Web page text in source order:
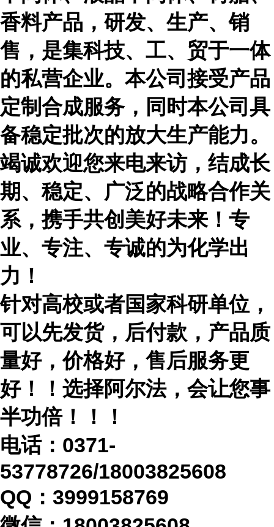
香料产品，研发、生产、销
售，是集科技、工、贸于一体
的私营企业。本公司接受产品
定制合成服务，同时本公司具
备稳定批次的放大生产能力。
竭诚欢迎您来电来访，结成长
期、稳定、广泛的战略合作关
系，携手共创美好未来！专
业、专注、专诚的为化学出
力！
针对高校或者国家科研单位，
可以先发货，后付款，产品质
量好，价格好，售后服务更
好！！选择阿尔法，会让您事
半功倍！！！
电话： 0371-
53778726/18003825608
QQ：3999158769